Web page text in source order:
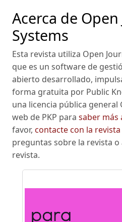
Acerca de
Systems
Esta revista utiliza Open
que es un software de
abierto desarrollado,
forma gratuita por Public
una licencia pública general
web de PKP para saber más
favor, contacte con la revista
preguntas sobre la revista o
revista.